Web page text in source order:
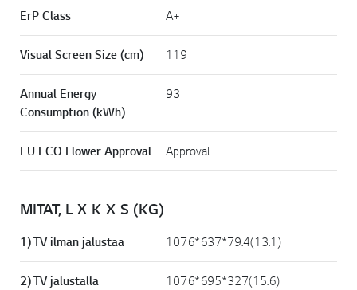
ErP Class A+
Visual Screen Size (cm) 119
Annual Energy
Consumption (kWh)
93
EU ECO Flower Approval Approval
MITAT, L X K X S (KG)
1) TV ilman jalustaa 1076*637*79.4(13.1)
2) TV jalustalla 1076*695*327(15.6)